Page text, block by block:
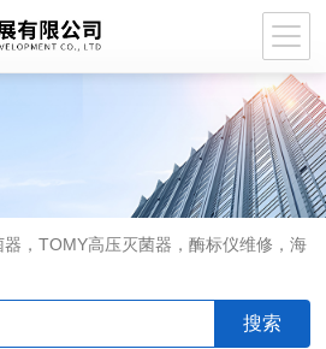
器，TOMY高压灭菌器，酶标仪维修，海